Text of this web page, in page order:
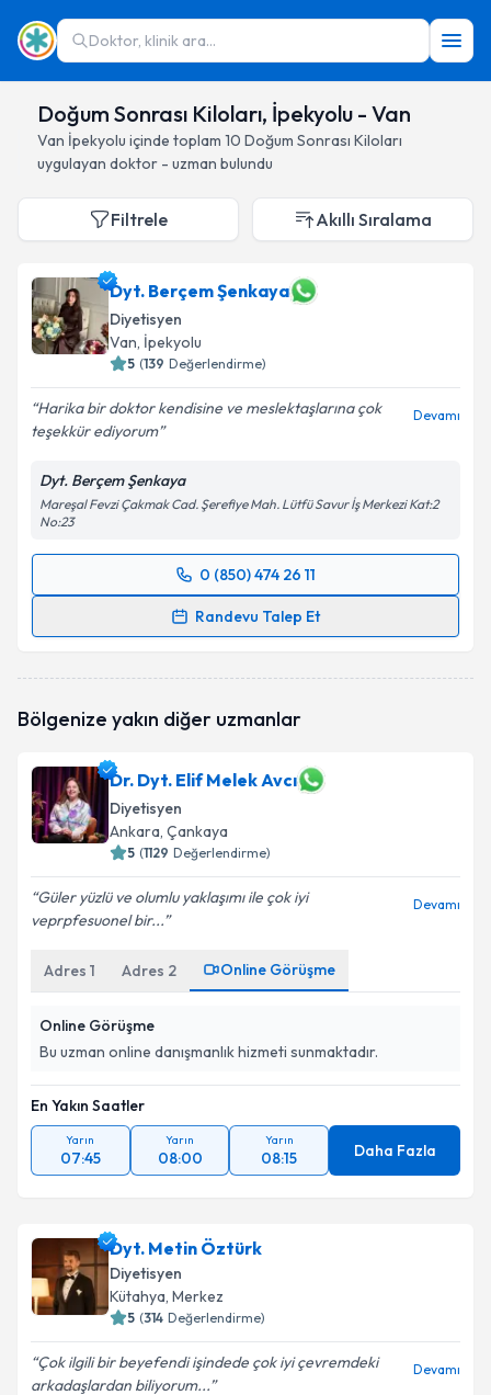
Doktor, klinik ara...
Doğum Sonrası Kiloları, İpekyolu - Van
Van İpekyolu içinde toplam 10 Doğum Sonrası Kiloları
uygulayan doktor - uzman bulundu
Filtrele Akıllı Sıralama
Dyt. Berçem Şenkaya
Diyetisyen
Van, İpekyolu
5 (139 Değerlendirme)
Harika bir doktor kendisine ve meslektaşlarına çok
teşekkür ediyorum
Devamı
Dyt. Berçem Şenkaya
Mareşal Fevzi Çakmak Cad. Şerefiye Mah. Lütfü Savur İş Merkezi Kat:2
No:23
0 (850) 474 26 11
Randevu Talep Et
Randevu Takvimi Talebi
oluşturun. Size bu uzmandan randevu almanız için bir
Kişisel verilerimin işlenmesine ilişkin
Metni'ni okudum ve kişisel verilerimin belirtilen
kapsamda işlenmesini kabul ediyorum.
Takvim Talebini Gönder
Bölgenize yakın diğer uzmanlar
Dr. Dyt. Elif Melek Avcı
Diyetisyen
Ankara, Çankaya
5 (1129 Değerlendirme)
Güler yüzlü ve olumlu yaklaşımı ile çok iyi
veprpfesuonel bir...
Devamı
Adres 1 Adres 2 Online Görüşme
Online Görüşme
Bu uzman online danışmanlık hizmeti sunmaktadır.
En Yakın Saatler
Yarın
07:45
Yarın
08:00
Yarın
08:15 Daha Fazla
Dyt. Metin Öztürk
Diyetisyen
Kütahya, Merkez
5 (314 Değerlendirme)
Çok ilgili bir beyefendi işindede çok iyi çevremdeki
arkadaşlardan biliyorum...
Devamı